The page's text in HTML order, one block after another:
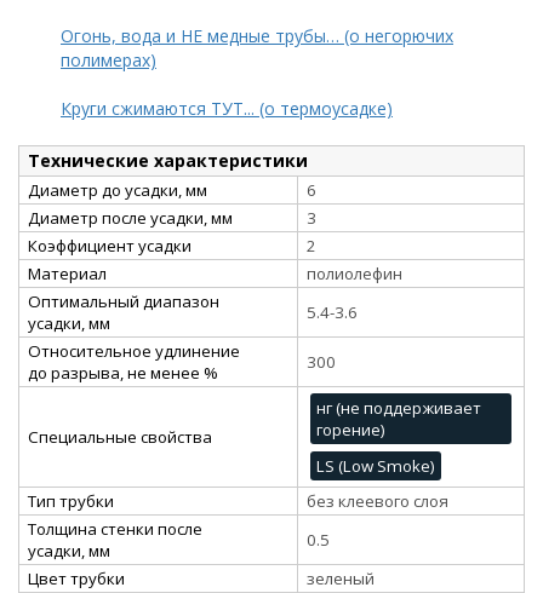
Огонь, вода и НЕ медные трубы… (о негорючих
полимерах)
Круги сжимаются ТУТ... (о термоусадке)
Технические характеристики
Диаметр до усадки, мм
6
Диаметр после усадки, мм
3
Коэффициент усадки
2
Материал
полиолефин
Оптимальный диапазон
усадки, мм
5.4-3.6
Относительное удлинение
до разрыва, не менее %
300
Специальные свойства
нг (не поддерживает
горение)
LS (Low Smoke)
Тип трубки
без клеевого слоя
Толщина стенки после
усадки, мм
0.5
Цвет трубки
зеленый